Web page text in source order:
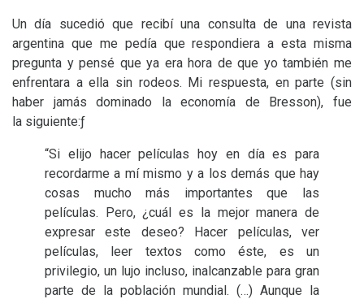
Un día sucedió que recibí una consulta de una revista
argentina que me pedía que respondiera a esta misma
pregunta y pensé que ya era hora de que yo también me
enfrentara a ella sin rodeos. Mi respuesta, en parte (sin
haber jamás dominado la economía de Bresson), fue
la siguiente:ƒ
“Si elijo hacer películas hoy en día es para
recordarme a mí mismo y a los demás que hay
cosas mucho más importantes que las
películas. Pero, ¿cuál es la mejor manera de
expresar este deseo? Hacer películas, ver
películas, leer textos como éste, es un
privilegio, un lujo incluso, inalcanzable para gran
parte de la población mundial. (…) Aunque la